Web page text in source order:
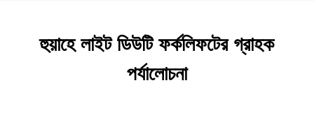
হুয়াহে লাইট ডিউটি ফর্কলিফটের গ্রাহক
পর্যালোচনা